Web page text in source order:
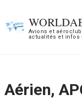
contenu
Avions et
actualités et infos
Aérien,